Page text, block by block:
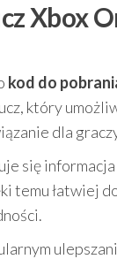
Xbox
kod do
który
dla
się informacja
temu łatwiej